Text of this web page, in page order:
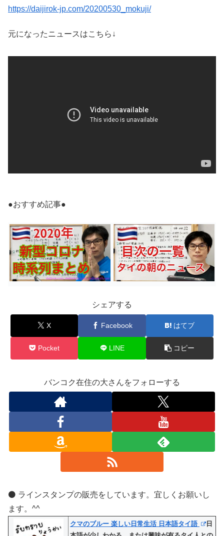
https://daijirok-jp.com/20200530_mokuji/
元になったニュースはこちら↓
●おすすめ記事●
シェアする
X Facebook はてブ
Pocket LINE コピー
バンコク在住の大さんをフォローする
⚫️ ラインスタンプの販売をしています。宜しくお願いし
ます。^^
クマのブルー 楽しい日常生活 日本語タイ語
日